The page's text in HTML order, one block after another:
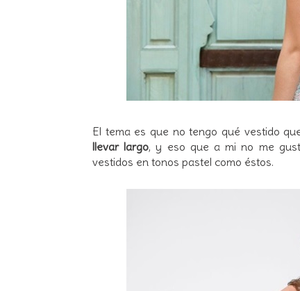
El tema es que no tengo qué vestido
llevar largo, y eso que a mi no me
vestidos en tonos pastel como éstos.